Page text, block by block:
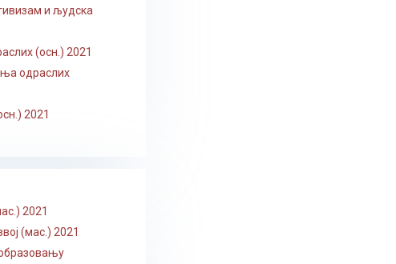
и људска
(осн.) 2021
одраслих
2021
2021
(мас.) 2021